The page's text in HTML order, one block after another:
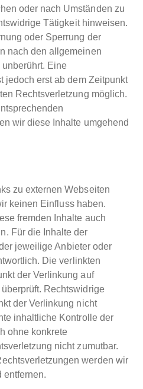
oder nach Umständen zu
Tätigkeit hinweisen.
oder Sperrung der
nach den allgemeinen
Eine
jedoch erst ab dem Zeitpunkt
Rechtsverletzung möglich.
wir diese Inhalte umgehend
zu externen Webseiten
keinen Einfluss haben.
fremden Inhalte auch
Für die Inhalte der
jeweilige Anbieter oder
Die verlinkten
der Verlinkung auf
Rechtswidrige
der Verlinkung nicht
inhaltliche Kontrolle der
ohne konkrete
nicht zumutbar.
werden wir
entfernen.